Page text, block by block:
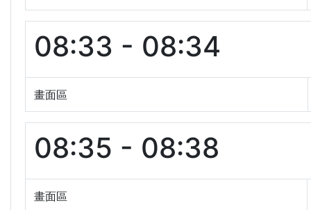
08:33 - 08:34
畫面區
08:35 - 08:38
畫面區